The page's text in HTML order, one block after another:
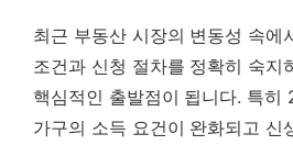
최근 부동산 시장의 변동성 속에
조건과 신청 절차를 정확히 숙지
핵심적인 출발점이 됩니다. 특히
가구의 소득 요건이 완화되고 신